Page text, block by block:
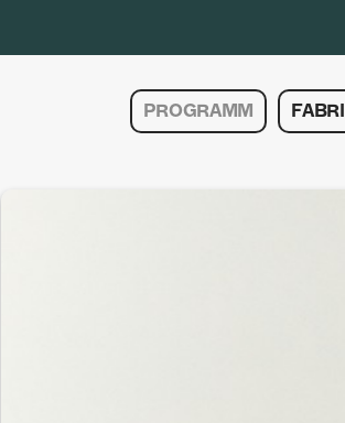
PROGRAMM